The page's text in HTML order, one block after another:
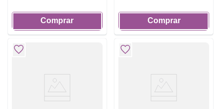
Comprar Comprar